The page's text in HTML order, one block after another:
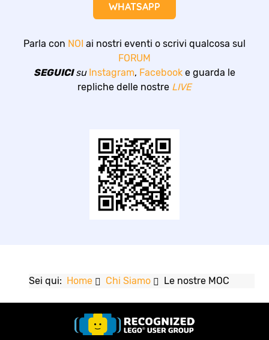
WHATSAPP
Parla con NOI ai nostri eventi o scrivi qualcosa sul
FORUM
SEGUICIsu Instagram, Facebook e guarda le
repliche delle nostre LIVE
Sei qui: Home Chi Siamo Le nostre MOC